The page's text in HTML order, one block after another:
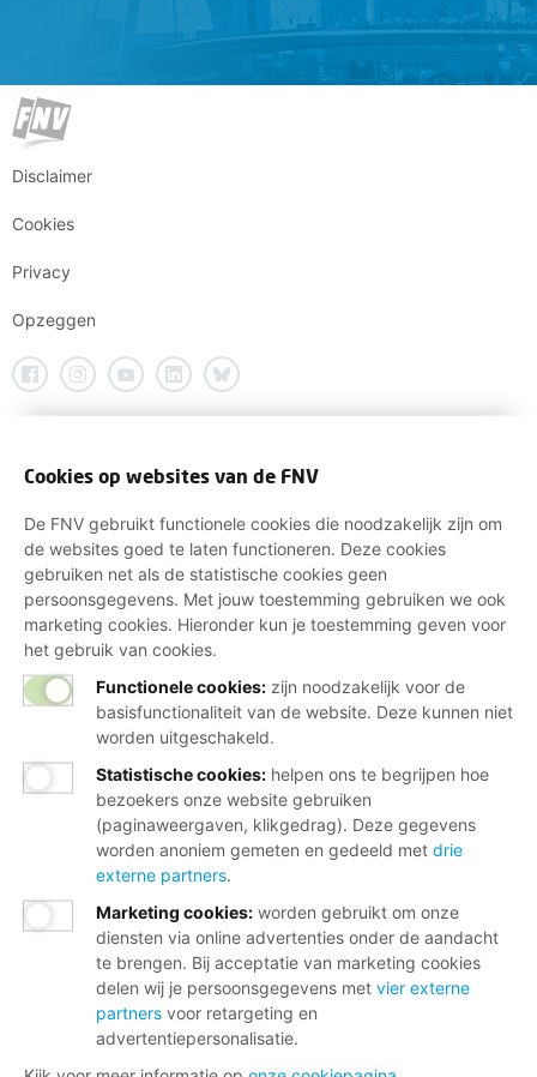
Disclaimer
Cookies
Privacy
Opzeggen
Cookies op websites van de FNV
De FNV gebruikt functionele cookies die noodzakelijk zijn om
de websites goed te laten functioneren. Deze cookies
gebruiken net als de statistische cookies geen
persoonsgegevens. Met jouw toestemming gebruiken we ook
marketing cookies. Hieronder kun je toestemming geven voor
het gebruik van cookies.
Functionele cookies: zijn noodzakelijk voor de
basisfunctionaliteit van de website. Deze kunnen niet
worden uitgeschakeld.
Statistische cookies: helpen ons te begrijpen hoe
bezoekers onze website gebruiken
(paginaweergaven, klikgedrag). Deze gegevens
worden anoniem gemeten en gedeeld met drie
externe partners.
Marketing cookies: worden gebruikt om onze
diensten via online advertenties onder de aandacht
te brengen. Bij acceptatie van marketing cookies
delen wij je persoonsgegevens met vier externe
partners voor retargeting en
advertentiepersonalisatie.